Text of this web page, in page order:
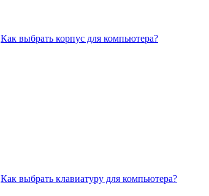
Как выбрать корпус для компьютера?
Как выбрать клавиатуру для компьютера?